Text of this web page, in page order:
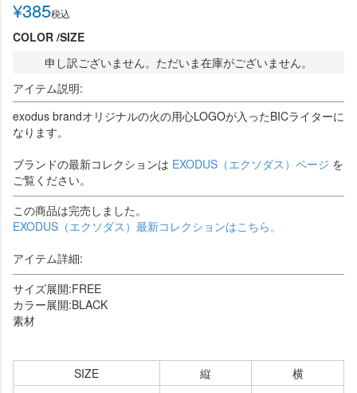
¥385税込
COLOR SIZE
申し訳ございません。ただいま在庫がございません。
アイテム説明:
exodus brandオリジナルの火の用心LOGOが入ったBICライターに
なります。
ブランドの最新コレクションは EXODUS（エクソダス）ページ を
ご覧ください。
この商品は完売しました。
EXODUS（エクソダス）最新コレクションはこちら。
アイテム詳細:
サイズ展開:FREE
カラー展開:BLACK
素材
SIZE 縦
横